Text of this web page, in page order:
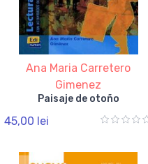
Ana Maria Carretero
Gimenez
Paisaje de otoño
45,00 lei